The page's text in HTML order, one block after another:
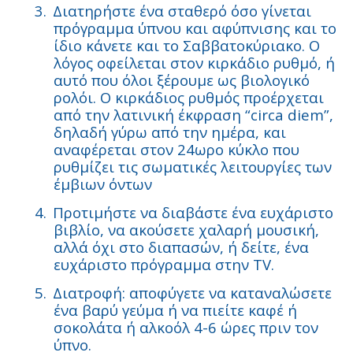
3. Διατηρήστε ένα σταθερό όσο γίνεται
πρόγραμμα ύπνου και αφύπνισης και το
ίδιο κάνετε και το Σαββατοκύριακο. Ο
λόγος οφείλεται στον κιρκάδιο ρυθμό, ή
αυτό που όλοι ξέρουμε ως βιολογικό
ρολόι. Ο κιρκάδιος ρυθμός προέρχεται
από την λατινική έκφραση “circa diem”,
δηλαδή γύρω από την ημέρα, και
αναφέρεται στον 24ωρο κύκλο που
ρυθμίζει τις σωματικές λειτουργίες των
έμβιων όντων
4. Προτιμήστε να διαβάστε ένα ευχάριστο
βιβλίο, να ακούσετε χαλαρή μουσική,
αλλά όχι στο διαπασών, ή δείτε, ένα
ευχάριστο πρόγραμμα στην TV.
5. Διατροφή: αποφύγετε να καταναλώσετε
ένα βαρύ γεύμα ή να πιείτε καφέ ή
σοκολάτα ή αλκοόλ 4-6 ώρες πριν τον
ύπνο.